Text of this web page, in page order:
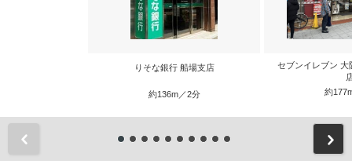
りそな銀行 船場支店
約136m／2分
セブンイレブン 大
約